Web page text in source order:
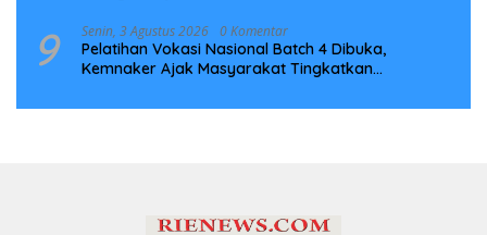
9 Senin, 3 Agustus 2026 0 Komentar
Pelatihan Vokasi Nasional Batch 4 Dibuka,
Kemnaker Ajak Masyarakat Tingkatkan